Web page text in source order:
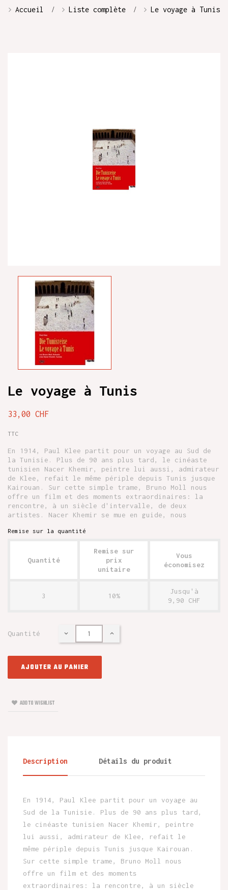
Accueil Liste complète Le voyage à Tunis
Le voyage à Tunis
33,00 CHF
TTC
En 1914, Paul Klee partit pour un voyage au Sud de
la Tunisie. Plus de 90 ans plus tard, le cinéaste
tunisien Nacer Khemir, peintre lui aussi, admirateur
de Klee, refait le même périple depuis Tunis jusque
Kairouan. Sur cette simple trame, Bruno Moll nous
offre un film et des moments extraordinaires: la
rencontre, à un siècle d'intervalle, de deux
artistes. Nacer Khemir se mue en guide, nous
Remise sur la quantité
Quantité
Remise sur
prix
unitaire
Vous
économisez
3 10%
Jusqu'à
9,90 CHF
Quantité
AJOUTER AU PANIER
ADD TO WISHLIST
Description Détails du produit
En 1914, Paul Klee partit pour un voyage au
Sud de la Tunisie. Plus de 90 ans plus tard,
le cinéaste tunisien Nacer Khemir, peintre
lui aussi, admirateur de Klee, refait le
même périple depuis Tunis jusque Kairouan.
Sur cette simple trame, Bruno Moll nous
offre un film et des moments
extraordinaires: la rencontre, à un siècle